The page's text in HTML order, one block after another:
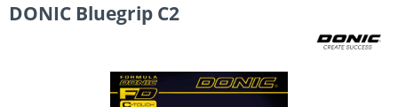
DONIC Bluegrip C2